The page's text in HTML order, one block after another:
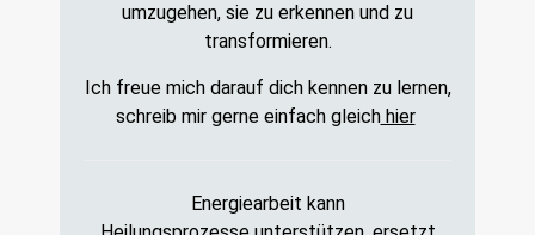
umzugehen, sie zu erkennen und zu
transformieren.
Ich freue mich darauf dich kennen zu lernen,
schreib mir gerne einfach gleichhier
Energiearbeit kann